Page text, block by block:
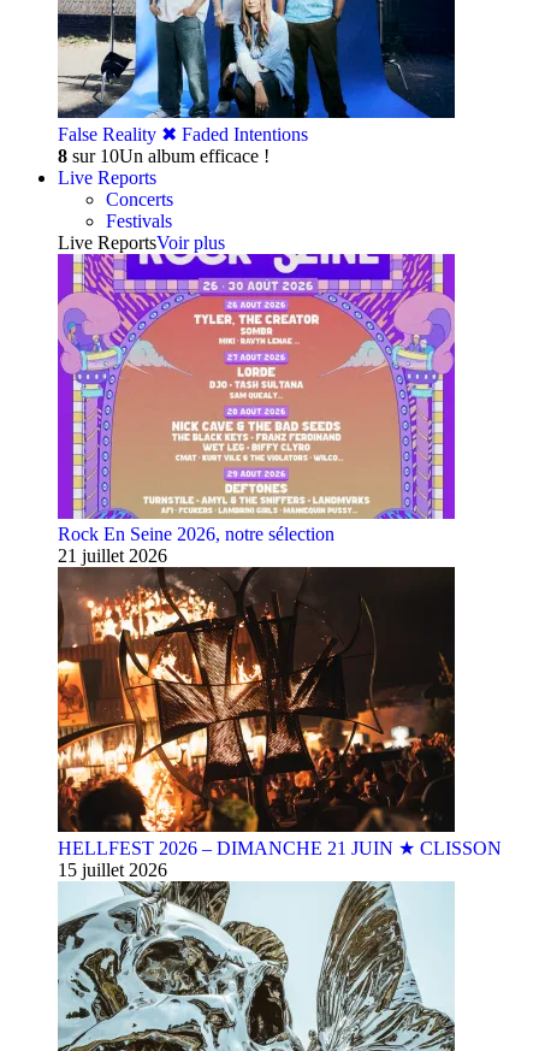
False Reality ✖︎ Faded Intentions
8 sur 10Un album efficace !
Live Reports
Concerts
Festivals
Live ReportsVoir plus
Rock En Seine 2026, notre sélection
21 juillet 2026
HELLFEST 2026 – DIMANCHE 21 JUIN ★ CLISSON
15 juillet 2026